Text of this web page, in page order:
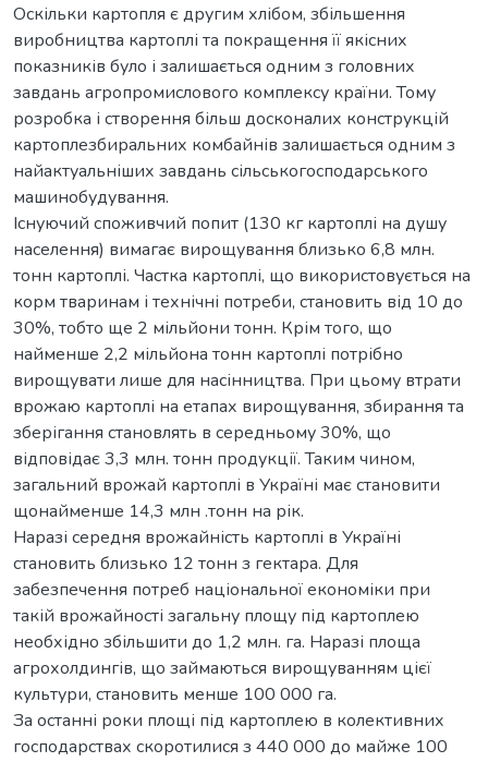
Оскільки картопля є другим хлібом, збільшення
виробництва картоплі та покращення її якісних
показників було і залишається одним з головних
завдань агропромислового комплексу країни. Тому
розробка і створення більш досконалих конструкцій
картоплезбиральних комбайнів залишається одним з
найактуальніших завдань сільськогосподарського
машинобудування.
Існуючий споживчий попит (130 кг картоплі на душу
населення) вимагає вирощування близько 6,8 млн.
тонн картоплі. Частка картоплі, що використовується на
корм тваринам і технічні потреби, становить від 10 до
30%, тобто ще 2 мільйони тонн. Крім того, що
найменше 2,2 мільйона тонн картоплі потрібно
вирощувати лише для насінництва. При цьому втрати
врожаю картоплі на етапах вирощування, збирання та
зберігання становлять в середньому 30%, що
відповідає 3,3 млн. тонн продукції. Таким чином,
загальний врожай картоплі в Україні має становити
щонайменше 14,3 млн .тонн на рік.
Наразі середня врожайність картоплі в Україні
становить близько 12 тонн з гектара. Для
забезпечення потреб національної економіки при
такій врожайності загальну площу під картоплею
необхідно збільшити до 1,2 млн. га. Наразі площа
агрохолдингів, що займаються вирощуванням цієї
культури, становить менше 100 000 га.
За останні роки площі під картоплею в колективних
господарствах скоротилися з 440 000 до майже 100